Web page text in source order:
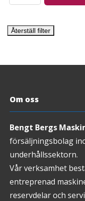
Återställ filter
Om oss
Bengt Bergs
försäljningsbolag
underhållssektorn.
Vår verksamhet
entreprenad
reservdelar och